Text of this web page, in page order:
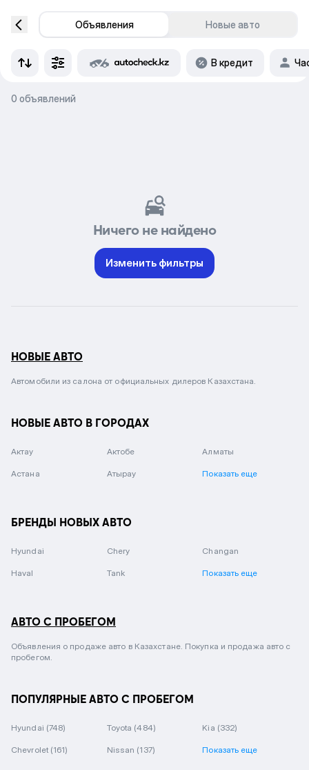
Объявления Новые авто
В кредит
0 объявлений
Ничего не найдено
Изменить фильтры
НОВЫЕ АВТО
Автомобили из салона от официальных дилеров Казахстана.
НОВЫЕ АВТО В ГОРОДАХ
Актау Актобе Алматы
Астана Атырау Показать еще
БРЕНДЫ НОВЫХ АВТО
Hyundai Chery Changan
Haval Tank Показать еще
АВТО С ПРОБЕГОМ
Объявления о продаже авто в Казахстане. Покупка и продажа авто с
пробегом.
ПОПУЛЯРНЫЕ АВТО С ПРОБЕГОМ
Hyundai (748) Toyota (484) Kia (332)
Chevrolet (161) Nissan (137) Показать еще